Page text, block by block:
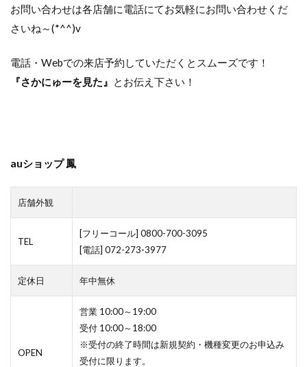
お問い合わせは各店舗に電話にてお気軽にお問い合わせくだ
さいね～(*^^)v
電話・Webでの来店予約していただくとスムーズです！
『さかにゅーを見た』 とお伝え下さい！
auショップ 鳳
店舗外観
TEL
[フリーコール] 0800-700-3095
[電話] 072-273-3977
定休日 年中無休
OPEN
営業 10:00～19:00
受付 10:00～18:00
※受付の終了時間は新規契約・機種変更のお申込み
受付に限ります。